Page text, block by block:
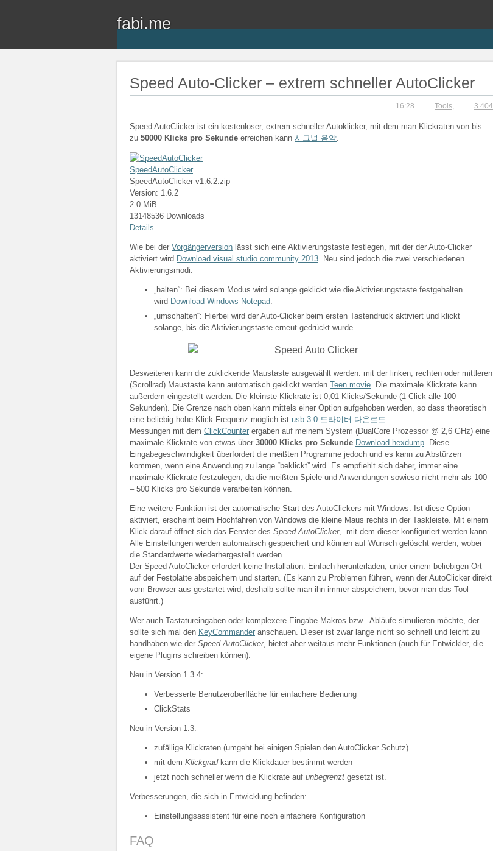
fabi.me
Speed Auto-Clicker – extrem schneller AutoClicker
16:28 Tools, 3.404
Speed AutoClicker ist ein kostenloser, extrem schneller Autoklicker, mit dem man Klickraten von bis
zu 50000 Klicks pro Sekunde erreichen kann 시그널 음악.
SpeedAutoClicker
SpeedAutoClicker-v1.6.2.zip
Version: 1.6.2
2.0 MiB
13148536 Downloads
Details
Wie bei der Vorgängerversion lässt sich eine Aktivierungstaste festlegen, mit der der Auto-Clicker
aktiviert wird Download visual studio community 2013. Neu sind jedoch die zwei verschiedenen
Aktivierungsmodi:
„halten“: Bei diesem Modus wird solange geklickt wie die Aktivierungstaste festgehalten
wird Download Windows Notepad.
„umschalten“: Hierbei wird der Auto-Clicker beim ersten Tastendruck aktiviert und klickt
solange, bis die Aktivierungstaste erneut gedrückt wurde
Desweiteren kann die zuklickende Maustaste ausgewählt werden: mit der linken, rechten oder mittleren
(Scrollrad) Maustaste kann automatisch geklickt werden Teen movie. Die maximale Klickrate kann
außerdem eingestellt werden. Die kleinste Klickrate ist 0,01 Klicks/Sekunde (1 Click alle 100
Sekunden). Die Grenze nach oben kann mittels einer Option aufgehoben werden, so dass theoretisch
eine beliebig hohe Klick-Frequenz möglich ist usb 3.0 드라이버 다운로드.
Messungen mit dem ClickCounter ergaben auf meinem System (DualCore Prozessor @ 2,6 GHz) eine
maximale Klickrate von etwas über 30000 Klicks pro Sekunde Download hexdump. Diese
Eingabegeschwindigkeit überfordert die meißten Programme jedoch und es kann zu Abstürzen
kommen, wenn eine Anwendung zu lange “beklickt” wird. Es empfiehlt sich daher, immer eine
maximale Klickrate festzulegen, da die meißten Spiele und Anwendungen sowieso nicht mehr als 100
– 500 Klicks pro Sekunde verarbeiten können.
Eine weitere Funktion ist der automatische Start des AutoClickers mit Windows. Ist diese Option
aktiviert, erscheint beim Hochfahren von Windows die kleine Maus rechts in der Taskleiste. Mit einem
Klick darauf öffnet sich das Fenster des Speed AutoClicker, mit dem dieser konfiguriert werden kann.
Alle Einstellungen werden automatisch gespeichert und können auf Wunsch gelöscht werden, wobei
die Standardwerte wiederhergestellt werden.
Der Speed AutoClicker erfordert keine Installation. Einfach herunterladen, unter einem beliebigen Ort
auf der Festplatte abspeichern und starten. (Es kann zu Problemen führen, wenn der AutoClicker direkt
vom Browser aus gestartet wird, deshalb sollte man ihn immer abspeichern, bevor man das Tool
ausführt.)
Wer auch Tastatureingaben oder komplexere Eingabe-Makros bzw. -Abläufe simulieren möchte, der
sollte sich mal den KeyCommander anschauen. Dieser ist zwar lange nicht so schnell und leicht zu
handhaben wie der Speed AutoClicker, bietet aber weitaus mehr Funktionen (auch für Entwickler, die
eigene Plugins schreiben können).
Neu in Version 1.3.4:
Verbesserte Benutzeroberfläche für einfachere Bedienung
ClickStats
Neu in Version 1.3:
zufällige Klickraten (umgeht bei einigen Spielen den AutoClicker Schutz)
mit dem Klickgradkann die Klickdauer bestimmt werden
jetzt noch schneller wenn die Klickrate auf unbegrenzt gesetzt ist.
Verbesserungen, die sich in Entwicklung befinden:
Einstellungsassistent für eine noch einfachere Konfiguration
FAQ